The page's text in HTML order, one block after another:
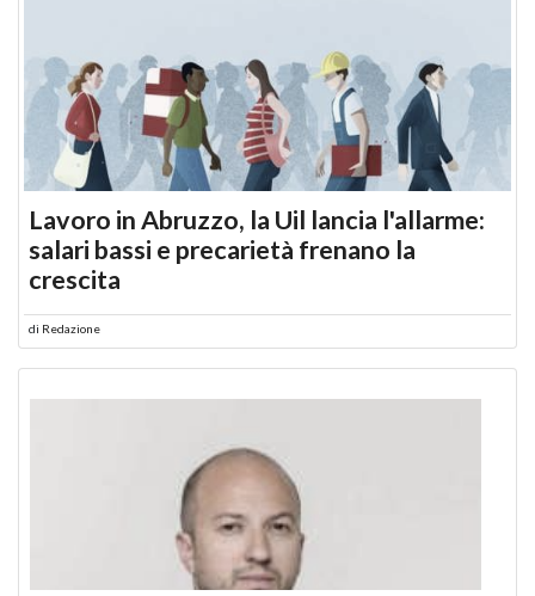
Lavoro in Abruzzo, la Uil lancia l'allarme:
salari bassi e precarietà frenano la
crescita
di Redazione